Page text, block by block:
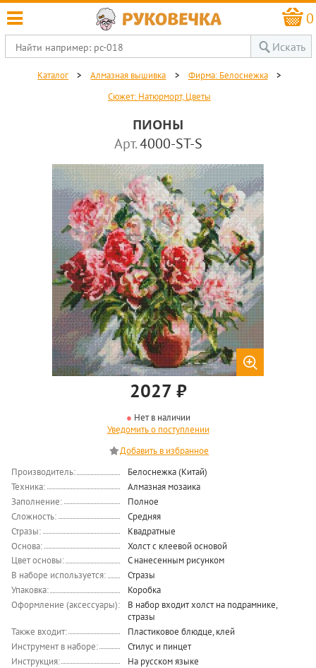
0
Искать
Каталог > Алмазная вышивка > Фирма: Белоснежка
>
Сюжет: Натюрморт, Цветы
ПИОНЫ
Арт.4000-ST-S
2027 ₽
Нет в наличии
Уведомить о поступлении
Производитель:
Белоснежка (Китай)
Техника:
Алмазная мозаика
Заполнение:
Полное
Сложность:
Средняя
Стразы:
Квадратные
Основа:
Холст с клеевой основой
Цвет основы:
С нанесенным рисунком
В наборе используется:
Стразы
Упаковка:
Коробка
Оформление (аксессуары):
В набор входит холст на подрамнике,
стразы
Также входит:
Пластиковое блюдце, клей
Инструмент в наборе:
Стилус и пинцет
Инструкция:
На русском языке